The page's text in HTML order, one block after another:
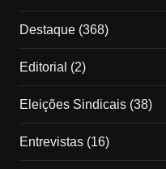
Destaque(368)
Editorial (2)
Eleições Sindicais(38)
Entrevistas(16)